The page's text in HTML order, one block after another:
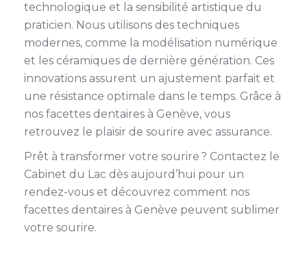
technologique et la sensibilité artistique du
praticien. Nous utilisons des techniques
modernes, comme la modélisation numérique
et les céramiques de dernière génération. Ces
innovations assurent un ajustement parfait et
une résistance optimale dans le temps. Grâce à
nos facettes dentaires à Genève, vous
retrouvez le plaisir de sourire avec assurance.
Prêt à transformer votre sourire ? Contactez le
Cabinet du Lac dès aujourd’hui pour un
rendez-vous et découvrez comment nos
facettes dentaires à Genève peuvent sublimer
votre sourire.